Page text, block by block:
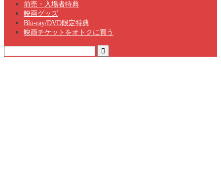
前売・入場者特典
映画グッズ
Blu-ray/DVD限定特典
映画チケットをオトクに買う